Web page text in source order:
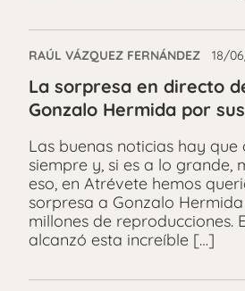
RAÚL VÁZQUEZ FERNÁNDEZ 18/
La sorpresa en directo
Gonzalo Hermida por
Las buenas noticias hay que
siempre y, si es a lo grande,
eso, en Atrévete hemos
sorpresa a Gonzalo
millones de reproducciones.
alcanzó esta increíble […]